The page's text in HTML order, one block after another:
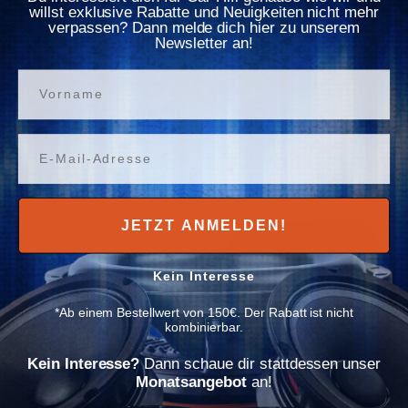
Normaler Preis
In den Warenkorb
Normaler Preis
34,90€
In den Warenkorb
✈ Im Zulauf
2 Bewertungen
✈ Im Zulauf
1000 Watt RMS
1 Bewertung
willst exklusive Rabatte und Neuigkeiten nicht mehr
verpassen? Dann melde dich hier zu unserem
Newsletter an!
JETZT ANMELDEN!
Kein Interesse
*Ab einem Bestellwert von 150€. Der Rabatt ist nicht
kombinierbar.
Kein Interesse?Dann schaue dir stattdessen unser
Monatsangebotan!